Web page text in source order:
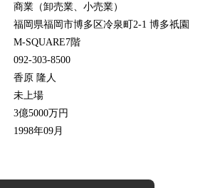
商業（卸売業、小売業）
福岡県福岡市博多区冷泉町2-1 博多祇園
M-SQUARE7階
092-303-8500
香原 隆人
未上場
3億5000万円
1998年09月